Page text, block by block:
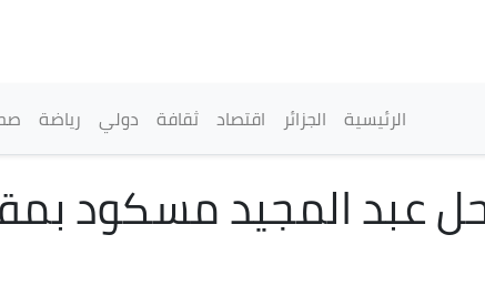
القائمة الرئيسية
الرئيسية الجزائر اقتصاد ثقافة دولي رياضة
عبد المجيد مسكود